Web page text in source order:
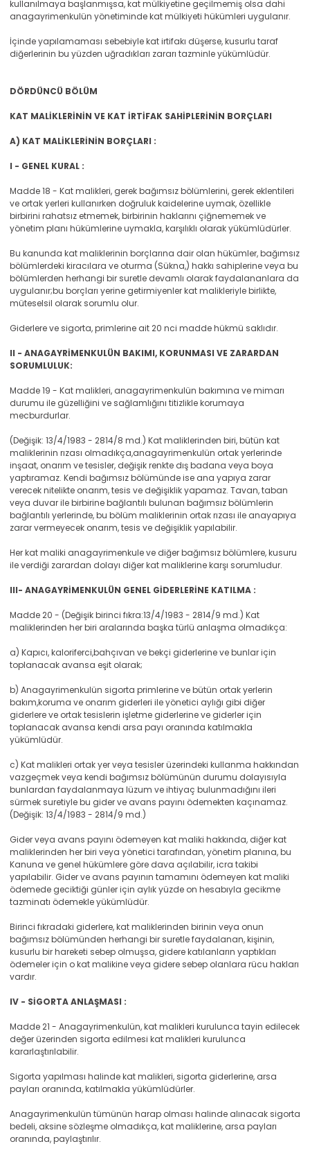
kullanılmaya başlanmışsa, kat mülkiyetine geçilmemiş olsa dahi
anagayrimenkulün yönetiminde kat mülkiyeti hükümleri uygulanır.
İçinde yapılamaması sebebiyle kat irtifakı düşerse, kusurlu taraf
diğerlerinin bu yüzden uğradıkları zararı tazminle yükümlüdür.
DÖRDÜNCÜ BÖLÜM
KAT MALİKLERİNİN VE KAT İRTİFAK SAHİPLERİNİN BORÇLARI
A) KAT MALİKLERİNİN BORÇLARI :
I - GENEL KURAL :
Madde 18 - Kat malikleri, gerek bağımsız bölümlerini, gerek eklentileri
ve ortak yerleri kullanırken doğruluk kaidelerine uymak, özellikle
birbirini rahatsız etmemek, birbirinin haklarını çiğnememek ve
yönetim planı hükümlerine uymakla, karşılıklı olarak yükümlüdürler.
Bu kanunda kat maliklerinin borçlarına dair olan hükümler, bağımsız
bölümlerdeki kiracılara ve oturma (Sükna,) hakkı sahiplerine veya bu
bölümlerden herhangi bir suretle devamlı olarak faydalananlara da
uygulanır;bu borçları yerine getirmiyenler kat malikleriyle birlikte,
müteselsil olarak sorumlu olur.
Giderlere ve sigorta, primlerine ait 20 nci madde hükmü saklıdır.
II - ANAGAYRİMENKULÜN BAKIMI, KORUNMASI VE ZARARDAN
SORUMLULUK:
Madde 19 - Kat malikleri, anagayrimenkulün bakımına ve mimarı
durumu ile güzelliğini ve sağlamlığını titizlikle korumaya
mecburdurlar.
(Değişik: 13/4/1983 - 2814/8 md.) Kat maliklerinden biri, bütün kat
maliklerinin rızası olmadıkça,anagayrimenkulün ortak yerlerinde
inşaat, onarım ve tesisler, değişik renkte dış badana veya boya
yaptıramaz. Kendi bağımsız bölümünde ise ana yapıya zarar
verecek nitelikte onarım, tesis ve değişiklik yapamaz. Tavan, taban
veya duvar ile birbirine bağlantılı bulunan bağımsız bölümlerin
bağlantılı yerlerinde, bu bölüm maliklerinin ortak rızası ile anayapıya
zarar vermeyecek onarım, tesis ve değişiklik yapılabilir.
Her kat maliki anagayrimenkule ve diğer bağımsız bölümlere, kusuru
ile verdiği zarardan dolayı diğer kat maliklerine karşı sorumludur.
III- ANAGAYRİMENKULÜN GENEL GİDERLERİNE KATILMA :
Madde 20 - (Değişik birinci fıkra:13/4/1983 - 2814/9 md.) Kat
maliklerinden her biri aralarında başka türlü anlaşma olmadıkça:
a) Kapıcı, kaloriferci,bahçıvan ve bekçi giderlerine ve bunlar için
toplanacak avansa eşit olarak;
b) Anagayrimenkulün sigorta primlerine ve bütün ortak yerlerin
bakım,koruma ve onarım giderleri ile yönetici aylığı gibi diğer
giderlere ve ortak tesislerin işletme giderlerine ve giderler için
toplanacak avansa kendi arsa payı oranında katılmakla
yükümlüdür.
c) Kat malikleri ortak yer veya tesisler üzerindeki kullanma hakkından
vazgeçmek veya kendi bağımsız bölümünün durumu dolayısıyla
bunlardan faydalanmaya lüzum ve ihtiyaç bulunmadığını ileri
sürmek suretiyle bu gider ve avans payını ödemekten kaçınamaz.
(Değişik: 13/4/1983 - 2814/9 md.)
Gider veya avans payını ödemeyen kat maliki hakkında, diğer kat
maliklerinden her biri veya yönetici tarafından, yönetim planına, bu
Kanuna ve genel hükümlere göre dava açılabilir, icra takibi
yapılabilir. Gider ve avans payının tamamını ödemeyen kat maliki
ödemede geciktiği günler için aylık yüzde on hesabıyla gecikme
tazminatı ödemekle yükümlüdür.
Birinci fıkradaki giderlere, kat maliklerinden birinin veya onun
bağımsız bölümünden herhangi bir suretle faydalanan, kişinin,
kusurlu bir hareketi sebep olmuşsa, gidere katılanların yaptıkları
ödemeler için o kat malikine veya gidere sebep olanlara rücu hakları
vardır.
IV - SİGORTA ANLAŞMASI :
Madde 21 - Anagayrimenkulün, kat malikleri kurulunca tayin edilecek
değer üzerinden sigorta edilmesi kat malikleri kurulunca
kararlaştırılabilir.
Sigorta yapılması halinde kat malikleri, sigorta giderlerine, arsa
payları oranında, katılmakla yükümlüdürler.
Anagayrimenkulün tümünün harap olması halinde alınacak sigorta
bedeli, aksine sözleşme olmadıkça, kat maliklerine, arsa payları
oranında, paylaştırılır.